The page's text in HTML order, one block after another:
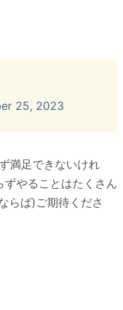
25, 2023
満足できないけれ
ずやることはたくさん
らば)ご期待くださ